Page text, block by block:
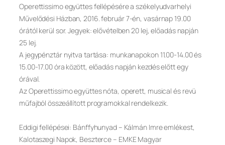
Operettissimo együttes fellépésére a székelyudvarhelyi
Művelődési Házban, 2016. február 7-én, vasárnap 19.00
órától kerül sor. Jegyek: elővételben 20 lej, előadás napján
25 lej.
A jegypénztár nyitva tartása: munkanapokon 11.00-14.00 és
15.00-17.00 óra között, előadás napján kezdés előtt egy
órával.
Az Operettissimo együttes nóta, operett, musical és revü
műfajból összeállított programokkal rendelkezik.
Eddigi fellépései: Bánffyhunyad – Kálmán Imre emlékest,
Kalotaszegi Napok, Beszterce – EMKE Magyar